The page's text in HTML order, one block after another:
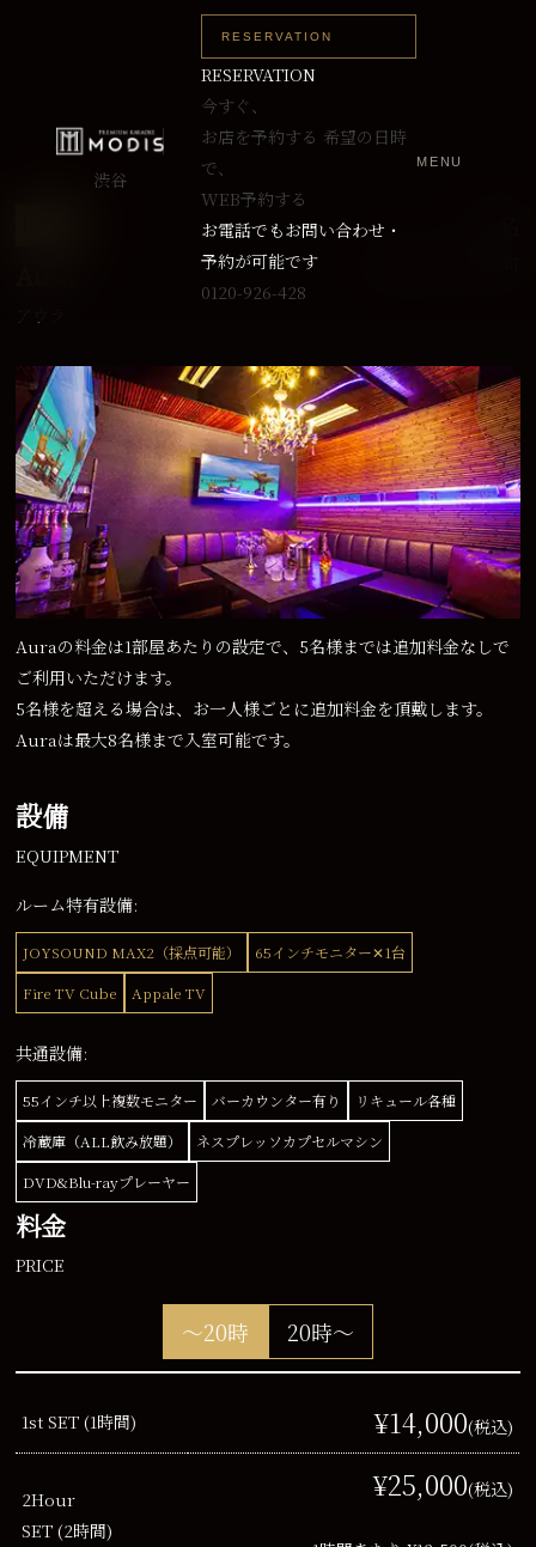
渋谷
RESERVATION
RESERVATION
今すぐ、
お店を予約する 希望の日時
で、
WEB予約する
お電話でもお問い合わせ・
予約が可能です
0120-926-428
MENU
Auraの料金は1部屋あたりの設定で、5名様までは追加料金なしで
ご利用いただけます。
5名様を超える場合は、お一人様ごとに追加料金を頂戴します。
Auraは最大8名様まで入室可能です。
設備
EQUIPMENT
ルーム特有設備:
JOYSOUND MAX2（採点可能）
65インチモニター✕1台
Fire TV Cube
Appale TV
共通設備:
55インチ以上複数モニター バーカウンター有り
リキュール各種
冷蔵庫（ALL飲み放題）
ネスプレッソカプセルマシン
DVD&Blu-rayプレーヤー
料金
PRICE
～20時 20時～
1st SET (1時間) ¥14,000(税込)
2Hour
SET (2時間)
¥25,000(税込)